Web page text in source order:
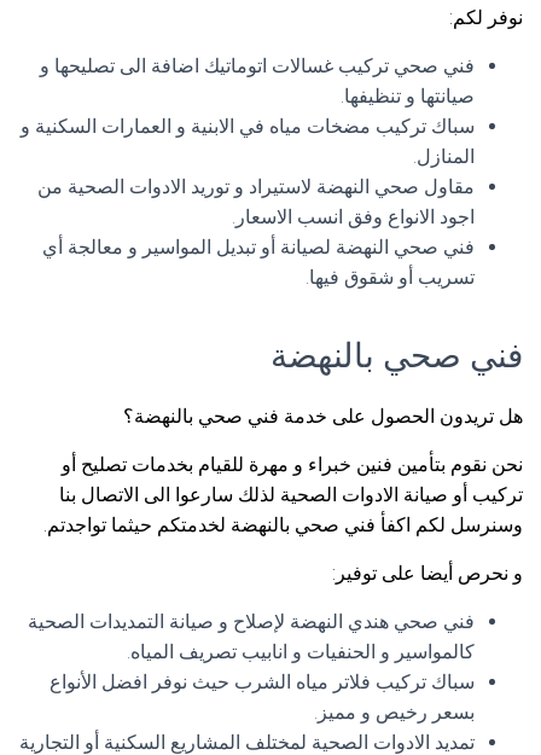
نوفر لكم:
فني صحي تركيب غسالات اتوماتيك اضافة الى تصليحها و
صيانتها و تنظيفها.
سباك تركيب مضخات مياه في الابنية و العمارات السكنية و
المنازل.
مقاول صحي النهضة لاستيراد و توريد الادوات الصحية من
اجود الانواع وفق انسب الاسعار.
فني صحي النهضة لصيانة أو تبديل المواسير و معالجة أي
تسريب أو شقوق فيها.
فني صحي بالنهضة
هل تريدون الحصول على خدمة فني صحي بالنهضة؟
نحن نقوم بتأمين فنين خبراء و مهرة للقيام بخدمات تصليح أو
تركيب أو صيانة الادوات الصحية لذلك سارعوا الى الاتصال بنا
وسنرسل لكم اكفأ فني صحي بالنهضة لخدمتكم حيثما تواجدتم.
و نحرص أيضا على توفير:
فني صحي هندي النهضة لإصلاح و صيانة التمديدات الصحية
كالمواسير و الحنفيات و انابيب تصريف المياه.
سباك تركيب فلاتر مياه الشرب حيث نوفر افضل الأنواع
بسعر رخيص و مميز.
تمديد الادوات الصحية لمختلف المشاريع السكنية أو التجارية